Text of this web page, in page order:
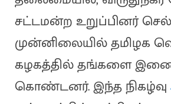
சட்டமன்ற உறுப்பினர்
முன்னிலையில் தமிழக
கழகத்தில் தங்களை
கொண்டனர். இந்த நிகழ்வு